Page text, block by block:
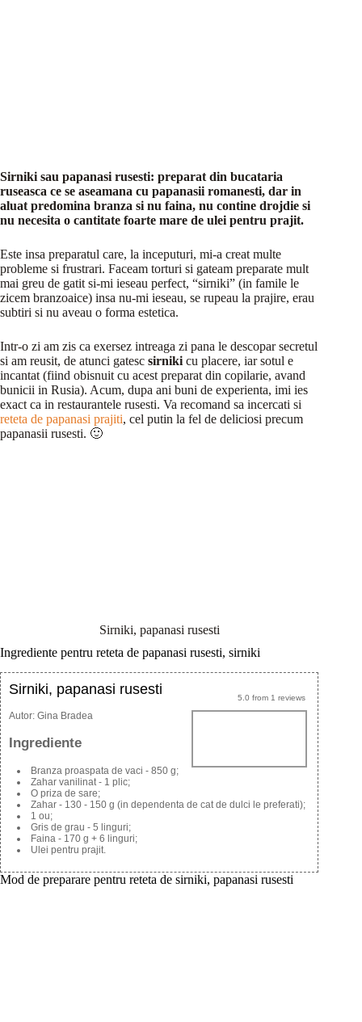
Sirniki sau papanasi rusesti: preparat din bucataria
ruseasca ce se aseamana cu papanasii romanesti, dar in
aluat predomina branza si nu faina, nu contine drojdie si
nu necesita o cantitate foarte mare de ulei pentru prajit.
Este insa preparatul care, la inceputuri, mi-a creat multe
probleme si frustrari. Faceam torturi si gateam preparate mult
mai greu de gatit si-mi ieseau perfect, “sirniki” (in famile le
zicem branzoaice) insa nu-mi ieseau, se rupeau la prajire, erau
subtiri si nu aveau o forma estetica.
Intr-o zi am zis ca exersez intreaga zi pana le descopar secretul
si am reusit, de atunci gatesc sirniki cu placere, iar sotul e
incantat (fiind obisnuit cu acest preparat din copilarie, avand
bunicii in Rusia). Acum, dupa ani buni de experienta, imi ies
exact ca in restaurantele rusesti. Va recomand sa incercati si
reteta de papanasi prajiti, cel putin la fel de deliciosi precum
papanasii rusesti. 🙂
Sirniki, papanasi rusesti
Ingrediente pentru reteta de papanasi rusesti, sirniki
5.0 from 1 reviews
Sirniki, papanasi rusesti
Autor: Gina Bradea
Ingrediente
Branza proaspata de vaci - 850 g;
Zahar vanilinat - 1 plic;
O priza de sare;
Zahar - 130 - 150 g (in dependenta de cat de dulci le preferati);
1 ou;
Gris de grau - 5 linguri;
Faina - 170 g + 6 linguri;
Ulei pentru prajit.
Mod de preparare pentru reteta de sirniki, papanasi rusesti